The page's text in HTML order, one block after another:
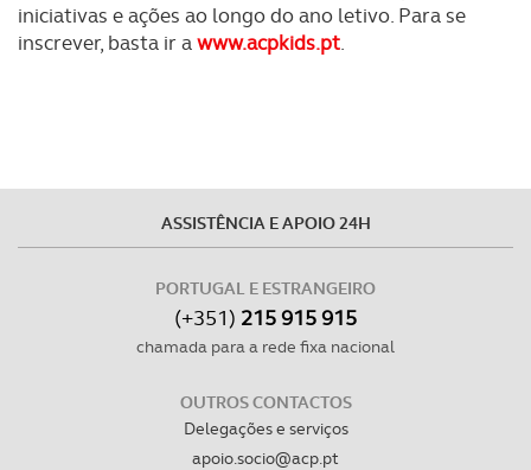
O ACP garantirá que as transferências internacionais de
dados pessoais serão realizadas apenas com o seu
disponibilizados.
Consulte a política de cookies do site.
iniciativas e ações ao longo do ano letivo. Para se
inscrever, basta ir awww.acpkids.pt.
ASSISTÊNCIA E APOIO 24H
PORTUGAL E ESTRANGEIRO
(+351) 215 915 915
chamada para a rede fixa nacional
OUTROS CONTACTOS
Delegações e serviços
apoio.socio@acp.pt